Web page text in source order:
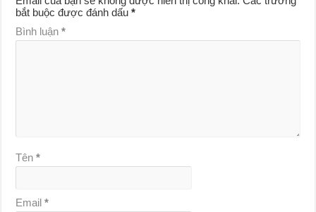
bắt buộc được đánh dấu*
Bình luận*
Tên*
Email*